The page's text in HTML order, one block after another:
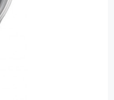
perla
oceľ, silikón,
oceľ
oceľ